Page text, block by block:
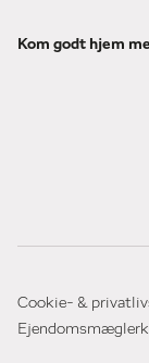
Kom godt hjem
Cookie- &